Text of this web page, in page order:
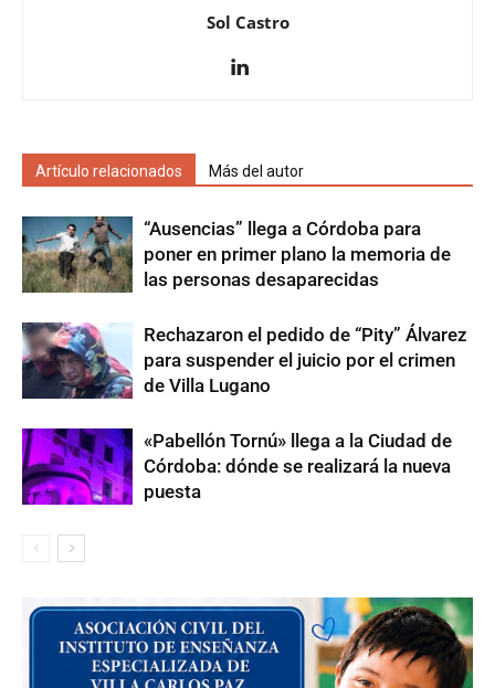
Sol Castro
Artículo relacionados Más del autor
“Ausencias” llega a Córdoba para
poner en primer plano la memoria de
las personas desaparecidas
Rechazaron el pedido de “Pity” Álvarez
para suspender el juicio por el crimen
de Villa Lugano
«Pabellón Tornú» llega a la Ciudad de
Córdoba: dónde se realizará la nueva
puesta